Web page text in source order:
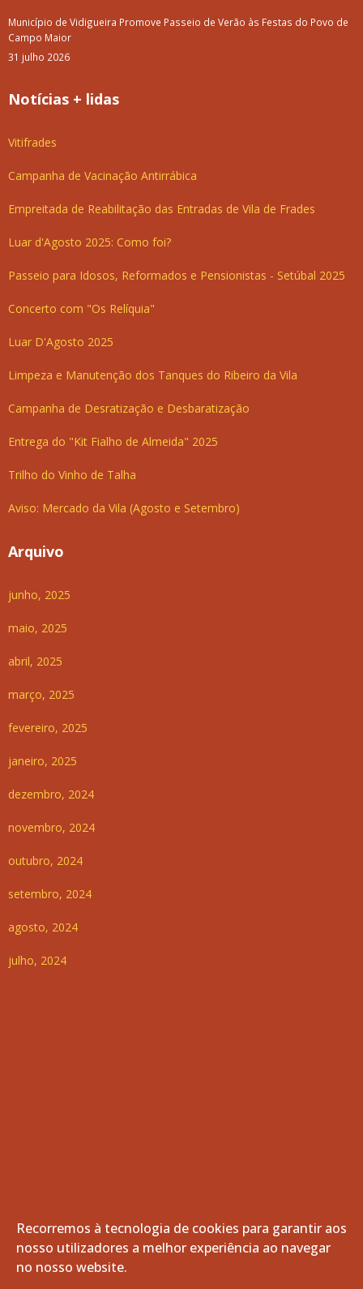
Município de Vidigueira Promove Passeio de Verão às Festas do Povo de
Campo Maior
31 julho 2026
Notícias + lidas
Vitifrades
Campanha de Vacinação Antirrábica
Empreitada de Reabilitação das Entradas de Vila de Frades
Luar d'Agosto 2025: Como foi?
Passeio para Idosos, Reformados e Pensionistas - Setúbal 2025
Concerto com "Os Relíquia"
Luar D'Agosto 2025
Limpeza e Manutenção dos Tanques do Ribeiro da Vila
Campanha de Desratização e Desbaratização
Entrega do "Kit Fialho de Almeida" 2025
Trilho do Vinho de Talha
Aviso: Mercado da Vila (Agosto e Setembro)
Arquivo
junho, 2025
maio, 2025
abril, 2025
março, 2025
fevereiro, 2025
janeiro, 2025
dezembro, 2024
novembro, 2024
outubro, 2024
setembro, 2024
agosto, 2024
julho, 2024
© 2026 Freguesia de Vila de Frades. Todos os direitos
reservados.
Recorremos à tecnologia de cookies para garantir aos
nosso utilizadores a melhor experiência ao navegar
no nosso website.